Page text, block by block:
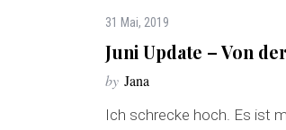
31 Mai, 2019
Juni Update – Von
by Jana
Ich schrecke hoch. Es ist